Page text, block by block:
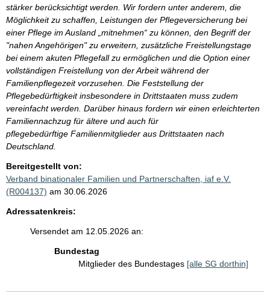
stärker berücksichtigt werden. Wir fordern unter anderem, die
Möglichkeit zu schaffen, Leistungen der Pflegeversicherung bei
einer Pflege im Ausland „mitnehmen“ zu können, den Begriff der
"nahen Angehörigen" zu erweitern, zusätzliche Freistellungstage
bei einem akuten Pflegefall zu ermöglichen und die Option einer
vollständigen Freistellung von der Arbeit während der
Familienpflegezeit vorzusehen. Die Feststellung der
Pflegebedürftigkeit insbesondere in Drittstaaten muss zudem
vereinfacht werden. Darüber hinaus fordern wir einen erleichterten
Familiennachzug für ältere und auch für
pflegebedürftige Familienmitglieder aus Drittstaaten nach
Deutschland.
Bereitgestellt von:
Verband binationaler Familien und Partnerschaften, iaf e.V.
(R004137) am 30.06.2026
Adressatenkreis:
Versendet am 12.05.2026 an:
Bundestag
Mitglieder des Bundestages [alle SG dorthin]